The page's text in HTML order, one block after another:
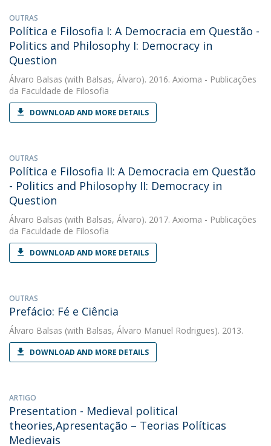
OUTRAS
Política e Filosofia I: A Democracia em Questão -
Politics and Philosophy I: Democracy in
Question
Álvaro Balsas (with Balsas, Álvaro). 2016. Axioma - Publicações
da Faculdade de Filosofia
DOWNLOAD AND MORE DETAILS
OUTRAS
Política e Filosofia II: A Democracia em Questão
- Politics and Philosophy II: Democracy in
Question
Álvaro Balsas (with Balsas, Álvaro). 2017. Axioma - Publicações
da Faculdade de Filosofia
DOWNLOAD AND MORE DETAILS
OUTRAS
Prefácio: Fé e Ciência
Álvaro Balsas (with Balsas, Álvaro Manuel Rodrigues). 2013.
DOWNLOAD AND MORE DETAILS
ARTIGO
Presentation - Medieval political
theories,Apresentação – Teorias Políticas
Medievais